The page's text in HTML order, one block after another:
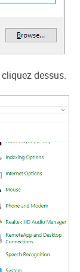
dessus.